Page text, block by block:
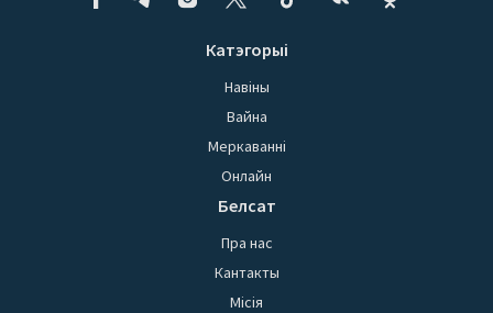
Катэгорыі
Навіны
Вайна
Меркаванні
Онлайн
Белсат
Пра нас
Кантакты
Місія